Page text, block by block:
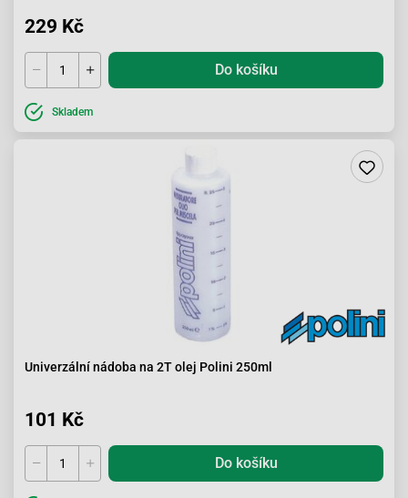
229 Kč
Do košíku
Skladem
Univerzální nádoba na 2T olej Polini 250ml
101 Kč
Do košíku